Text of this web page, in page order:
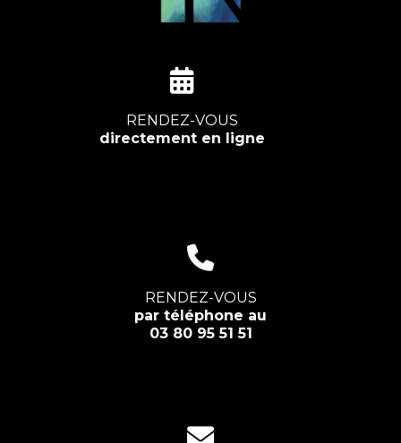
RENDEZ-VOUS
directement en ligne
RENDEZ-VOUS
par téléphone au
03 80 95 51 51